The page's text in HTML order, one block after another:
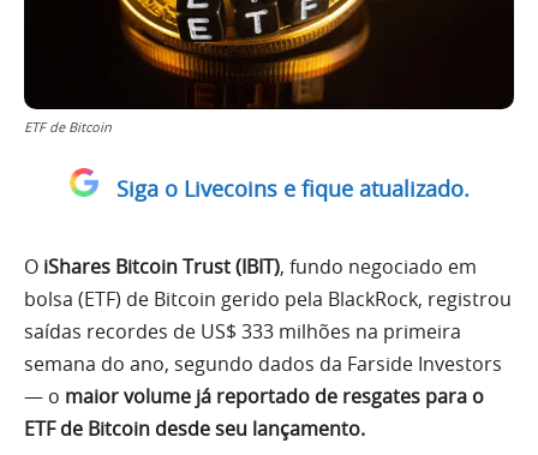
ETF de Bitcoin
Siga o Livecoins e fique atualizado.
O iShares Bitcoin Trust (IBIT), fundo negociado em
bolsa (ETF) de Bitcoin gerido pela BlackRock, registrou
saídas recordes de US$ 333 milhões na primeira
semana do ano, segundo dados da Farside Investors
— o maior volume já reportado de resgates para o
ETF de Bitcoin desde seu lançamento.